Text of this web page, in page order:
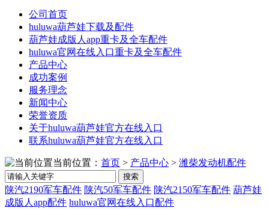
公司首页
huluwa葫芦娃下载及配件
葫芦娃成版人app重卡及全车配件
huluwa官网在线入口重卡及全车配件
产品中心
成功案例
服务理念
新闻中心
荣誉资质
关于huluwa葫芦娃官方在线入口
联系huluwa葫芦娃官方在线入口
当前位置： 首页 > 产品中心 > 潍柴发动机配件
搜索
陕汽2190军车配件 陕汽50军车配件 陕汽2150军车配件 葫芦娃
成版人app配件 huluwa官网在线入口配件